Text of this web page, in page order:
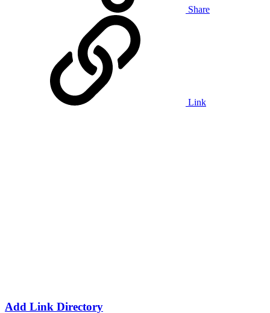
Share
Link
Add Link Directory